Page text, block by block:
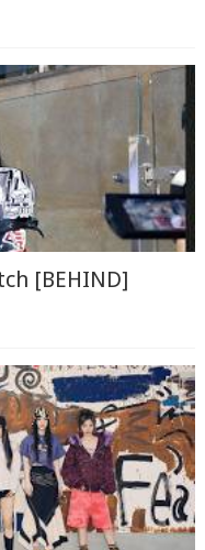
[BEHIND]